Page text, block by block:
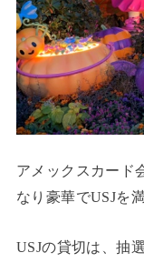
アメックスカード
なり豪華でUSJを
USJの貸切は、抽